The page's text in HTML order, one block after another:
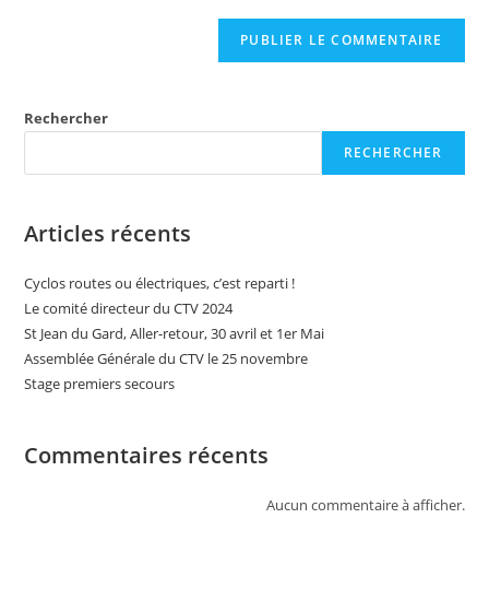
Rechercher
RECHERCHER
Articles récents
Cyclos routes ou électriques, c’est reparti !
Le comité directeur du CTV 2024
St Jean du Gard, Aller-retour, 30 avril et 1er Mai
Assemblée Générale du CTV le 25 novembre
Stage premiers secours
Commentaires récents
Aucun commentaire à afficher.